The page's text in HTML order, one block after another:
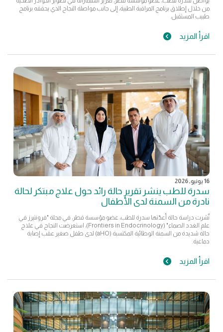
من خلال إطلاق برنامج المراقبة الطبية، إلى جانب مواصلة النجاح الذي يحققه برنامج
طبيب المستقبل.
اقرأ المزيد
16 يونيو, 2026
سدرة للطب ينشر تقرير حالة رائد حول علاج مبتكر لحالة
نادرة من السمنة لدى الأطفال
نُشرت دراسة حالة أعدّتها سدرة للطب، عضو مؤسسة قطر، في مجلة "فرونتيرز في
علم الغدد الصماء" (Frontiers in Endocrinology)، استعرضت النجاح في علاج
حالة شديدة من السمنة الوطائية المكتسبة (aHO) لدى طفل صغير عقب إصابة
دماغية.
اقرأ المزيد